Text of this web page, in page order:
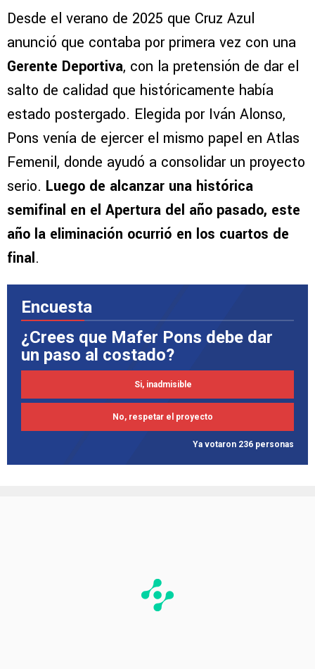
¿Por qué Cruz Azul femenil solicitó la Tarjeta
Azul en la goleada encajada contra el Club
América?
Desde el verano de 2025 que Cruz Azul
anunció que contaba por primera vez con una
Gerente Deportiva
, con la pretensión de dar el
salto de calidad que históricamente había
estado postergado. Elegida por Iván Alonso,
Pons venía de ejercer el mismo papel en Atlas
Femenil, donde ayudó a consolidar un proyecto
serio.
año la eliminación ocurrió en los cuartos de
final.
Encuesta
¿Crees que Mafer Pons debe dar
un paso al costado?